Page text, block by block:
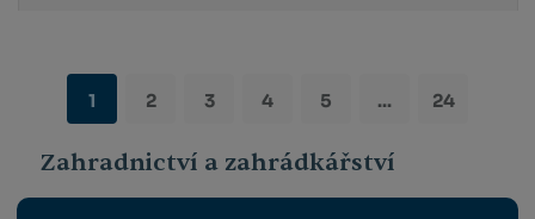
1 2 3 4 5 ... 24
Zahradnictví a zahrádkářství